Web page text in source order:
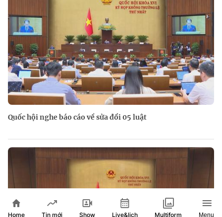
Quốc hội nghe báo cáo về sửa đổi 05 luật
Home Tin mới Show Live&lịch Multiform Menu